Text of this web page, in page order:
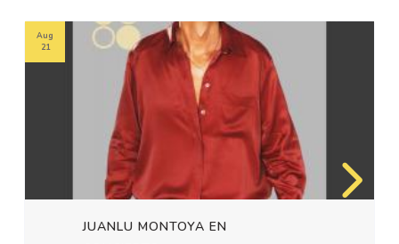
JUANLU MONTOYA EN
Aug
21